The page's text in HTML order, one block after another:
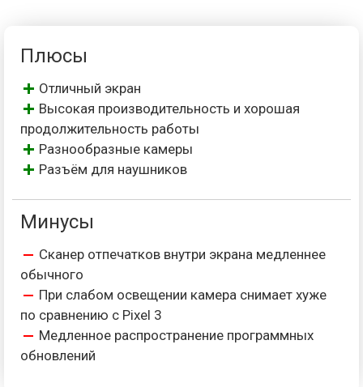
Плюсы
Отличный экран
Высокая производительность и хорошая
продолжительность работы
Разнообразные камеры
Разъём для наушников
Минусы
Сканер отпечатков внутри экрана медленнее
обычного
При слабом освещении камера снимает хуже
по сравнению с Pixel 3
Медленное распространение программных
обновлений